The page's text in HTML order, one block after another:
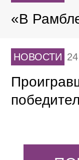
«В
НОВОСТИ